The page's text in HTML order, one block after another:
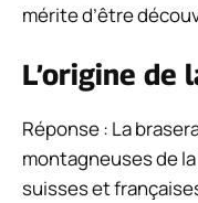
mérite d’être
L’origine de
Réponse : La
montagneuses de
suisses et